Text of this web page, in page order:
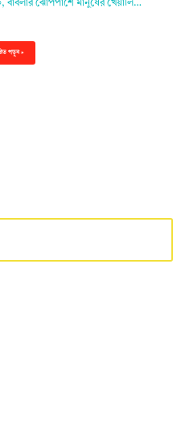
বাবলার ঝোপপাশে মানুষের খেয়ালি…
পড়ুন »